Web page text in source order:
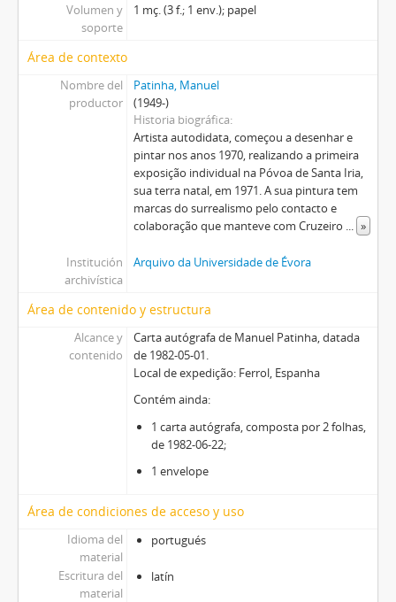
Volumen y
soporte
1 mç. (3 f.; 1 env.); papel
Área de contexto
Nombre del
productor
Patinha, Manuel
(1949-)
Historia biográfica
Artista autodidata, começou a desenhar e
pintar nos anos 1970, realizando a primeira
exposição individual na Póvoa de Santa Iria,
sua terra natal, em 1971. A sua pintura tem
marcas do surrealismo pelo contacto e
colaboração que manteve com Cruzeiro ... »
Institución
archivística
Arquivo da Universidade de Évora
Área de contenido y estructura
Alcance y
contenido
Carta autógrafa de Manuel Patinha, datada
de 1982-05-01.
Local de expedição: Ferrol, Espanha
Contém ainda:
1 carta autógrafa, composta por 2 folhas,
de 1982-06-22;
1 envelope
Área de condiciones de acceso y uso
Idioma del
material
portugués
Escritura del
material
latín